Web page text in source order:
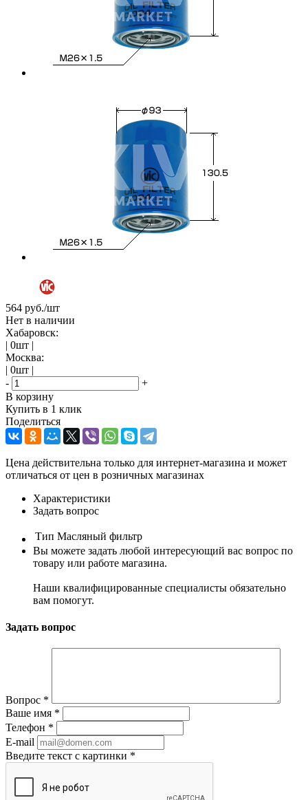
564 руб./шт
Нет в наличии
Хабаровск:
| 0шт |
Москва:
| 0шт |
-
+
В корзину
Купить в 1 клик
Поделиться
Цена действительна только для интернет-магазина и может
отличаться от цен в розничных магазинах
Характеристики
Задать вопрос
Тип Масляный фильтр
Вы можете задать любой интересующий вас вопрос по
товару или работе магазина.
Наши квалифицированные специалисты обязательно
вам помогут.
Задать вопрос
Вопрос *
Ваше имя *
Телефон *
E-mail
Введите текст с картинки *